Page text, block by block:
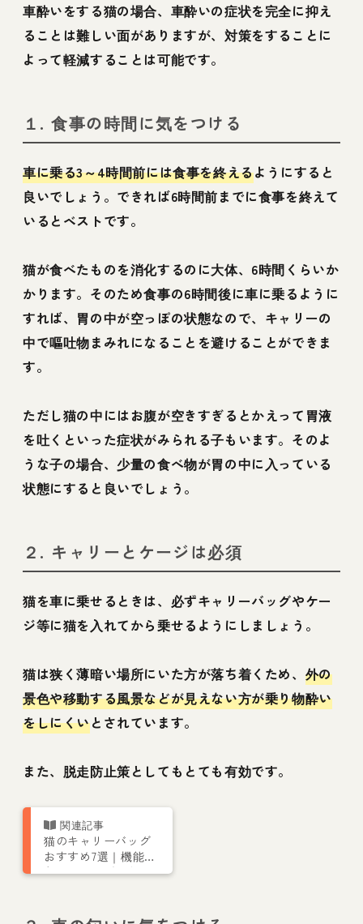
車酔いをする猫の場合、車酔いの症状を完全に抑え
ることは難しい面がありますが、対策をすることに
よって軽減することは可能です。
１. 食事の時間に気をつける
車に乗る3～4時間前には食事を終えるようにすると
良いでしょう。できれば6時間前までに食事を終えて
いるとベストです。
猫が食べたものを消化するのに大体、6時間くらいか
かります。そのため食事の6時間後に車に乗るように
すれば、胃の中が空っぽの状態なので、キャリーの
中で嘔吐物まみれになることを避けることができま
す。
ただし猫の中にはお腹が空きすぎるとかえって胃液
を吐くといった症状がみられる子もいます。そのよ
うな子の場合、少量の食べ物が胃の中に入っている
状態にすると良いでしょう。
２. キャリーとケージは必須
猫を車に乗せるときは、必ずキャリーバッグやケー
ジ等に猫を入れてから乗せるようにしましょう。
猫は狭く薄暗い場所にいた方が落ち着くため、 外の
景色や移動する風景などが見えない方が乗り物酔い
をしにくいとされています。
また、脱走防止策としてもとても有効です。
猫のキャリーバッグ
おすすめ7選｜機能的
なリュック型からか